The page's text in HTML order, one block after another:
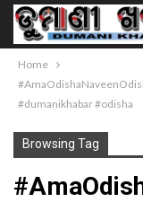
Home
#dumanikhabar #odisha
Browsing Tag